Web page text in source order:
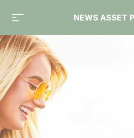
NEWS ASSET
Toute l'actualité sur le tag